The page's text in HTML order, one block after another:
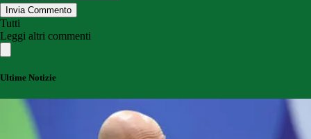
Invia Commento
Tutti
Leggi altri commenti
Ultime Notizie